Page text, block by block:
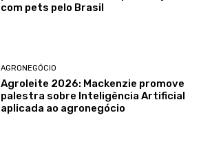
com pets pelo Brasil
AGRONEGÓCIO
Agroleite 2026: Mackenzie promove
palestra sobre Inteligência Artificial
aplicada ao agronegócio